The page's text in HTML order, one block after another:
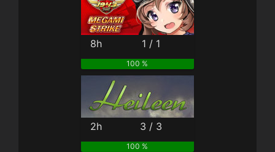
8h 1 / 1
100 %
2h 3 / 3
100 %